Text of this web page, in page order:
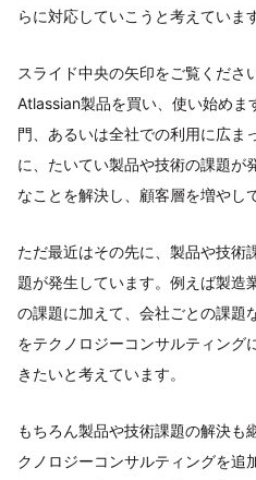
らに対応していこうと考えています
スライド中央の矢印をご覧くださ
Atlassian製品を買い、使い始めま
門、あるいは全社での利用に広ま
に、たいてい製品や技術の課題が
なことを解決し、顧客層を増やし
ただ最近はその先に、製品や技術
題が発生しています。例えば製造
の課題に加えて、会社ごとの課題
をテクノロジーコンサルティング
きたいと考えています。
もちろん製品や技術課題の解決も
クノロジーコンサルティングを追